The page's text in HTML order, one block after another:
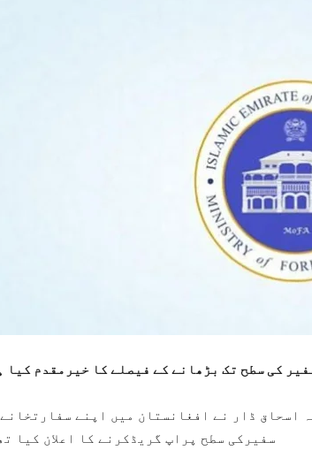
کی سطح تک بڑھانے کے فیصلے کا خیرمقدم کیا
اسحاق ڈار نے افغانستان میں اپنے
سفیرکی سطح پراپ گریڈکرنے کا اعلان کیا